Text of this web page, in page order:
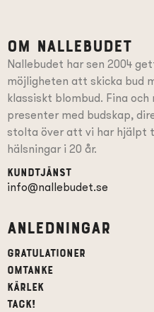
Om Nallebudet
Nallebudet har sen 2004
möjligheten att skicka bud
klassiskt blombud. Fina
presentermed budskap,
stolta över att vi har hjälpt
hälsningar i 20 år.
Kundtjänst
info@nallebudet.se
Anledningar
Gratulationer
Omtanke
Kärlek
Tack!